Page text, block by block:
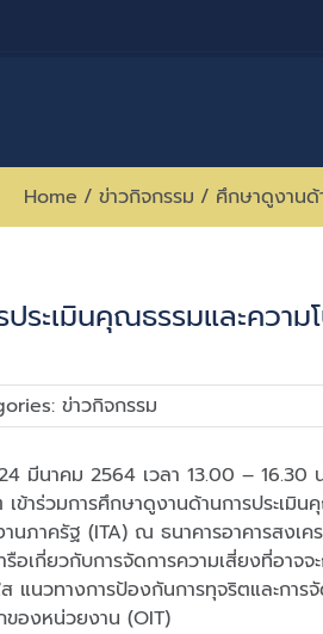
Home / ข่าวกิจกรรม / ศึกษาดูงานด้
ระเมินคุณธรรมและความ
ข่าวกิจกรรม
มีนาคม 2564 เวลา 13.00 – 16.30
ข้าร่วมการศึกษาดูงานด้านการประเมิน
นภาครัฐ (ITA) ณ ธนาคารอาคารสงเค
รือเกี่ยวกับการจัดการความเสี่ยงที่อาจ
ส แนวทางการป้องกันการทุจริตและกา
ของหน่วยงาน (OIT)